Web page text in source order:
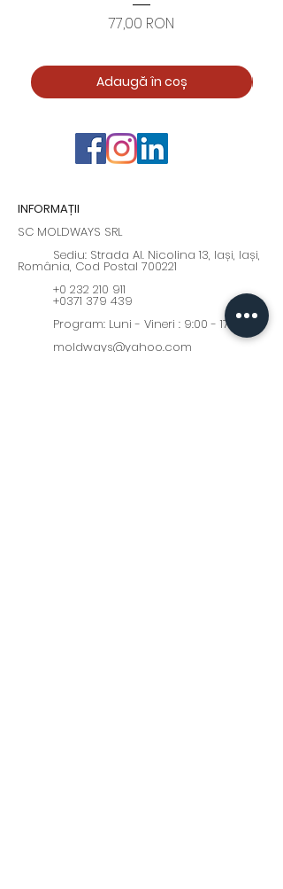
Preț
77,00 RON
Adaugă în coș
INFORMAȚII
SC MOLDWAYS SRL
Sediu: Strada Al. Nicolina 13, Iași, Iași,
România, Cod Postal 700221
+0 232 210 911
+0371 379 439
Program: Luni - Vineri : 9:00 - 17:00
moldways@yahoo.com